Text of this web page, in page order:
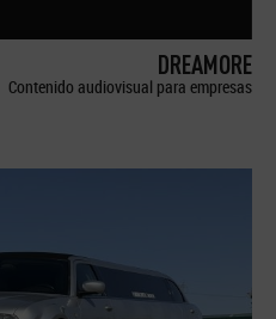
DREAMORE
Contenido audiovisual para empresas